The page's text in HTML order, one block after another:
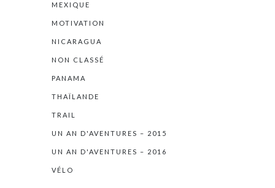
MEXIQUE
MOTIVATION
NICARAGUA
NON CLASSÉ
PANAMA
THAÏLANDE
TRAIL
UN AN D'AVENTURES – 2015
UN AN D'AVENTURES – 2016
VÉLO